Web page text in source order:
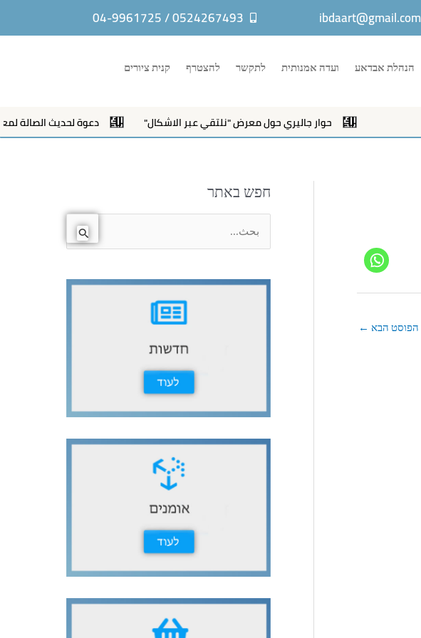
ibdaart@gmail.com
0524267493 / 04-9961725
הנהלת אבדאע ועדה אמנותית לתקשר להצטרף קנית ציורים
حوار جاليري حول معرض "نلتقي عبر الاشكال" دعوة لحديث الصالة
הפוסט הבא ←
חפש באתר
ب